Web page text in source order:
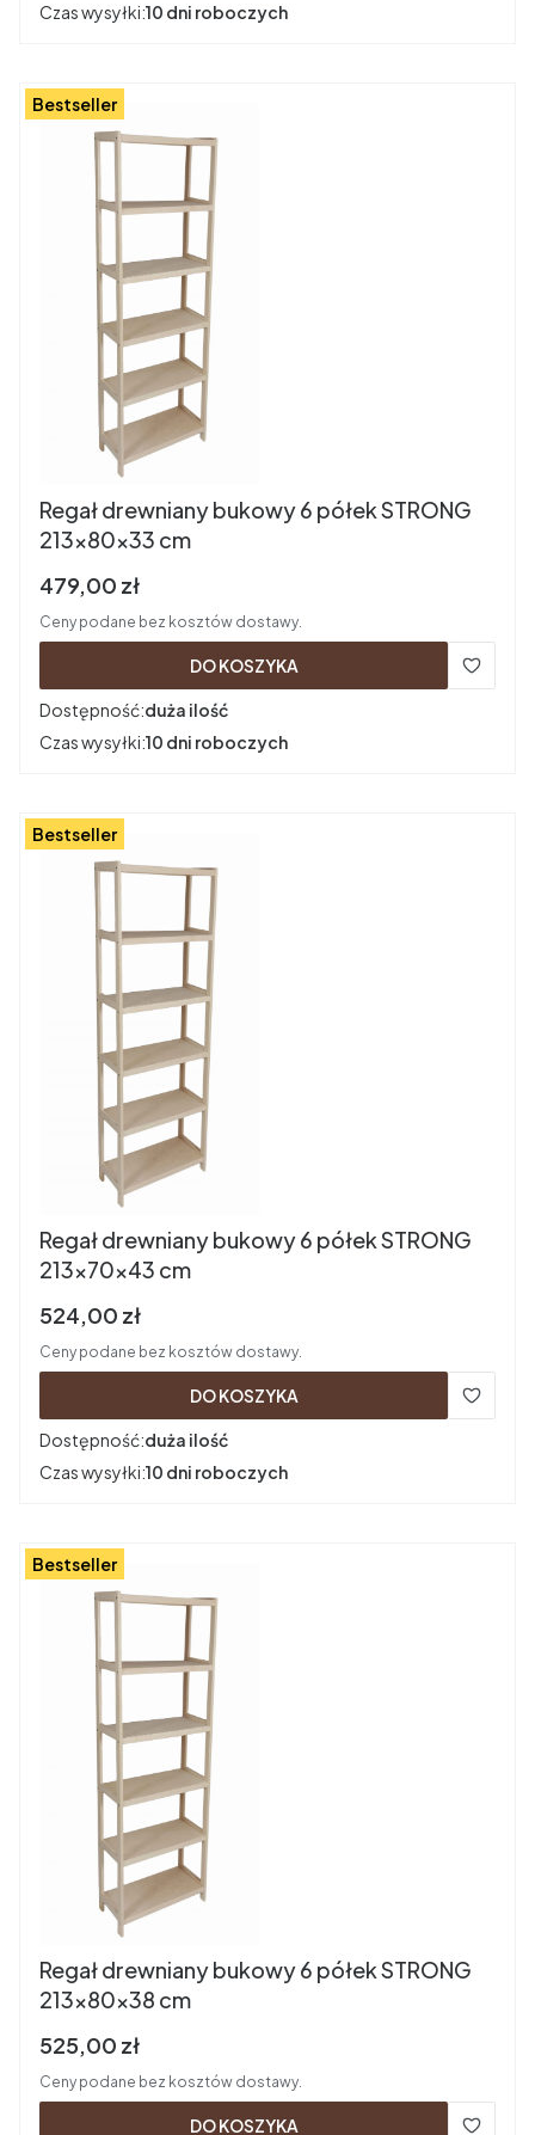
Czas wysyłki:10 dni roboczych
Bestseller
Regał drewniany bukowy 6 półek STRONG
213x80x33 cm
Cena brutto
479,00 zł
Ceny podane bez kosztów dostawy.
DO KOSZYKA
Dostępność:duża ilość
Czas wysyłki:10 dni roboczych
Bestseller
Regał drewniany bukowy 6 półek STRONG
213x70x43 cm
Cena brutto
524,00 zł
Ceny podane bez kosztów dostawy.
DO KOSZYKA
Dostępność:duża ilość
Czas wysyłki:10 dni roboczych
Bestseller
Regał drewniany bukowy 6 półek STRONG
213x80x38 cm
Cena brutto
525,00 zł
Ceny podane bez kosztów dostawy.
DO KOSZYKA